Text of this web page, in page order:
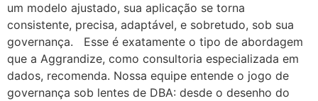
um modelo ajustado, sua aplicação se torna
consistente, precisa, adaptável, e sobretudo, sob sua
governança. Esse é exatamente o tipo de abordagem
que a Aggrandize, como consultoria especializada em
dados, recomenda. Nossa equipe entende o jogo de
governança sob lentes de DBA: desde o desenho do